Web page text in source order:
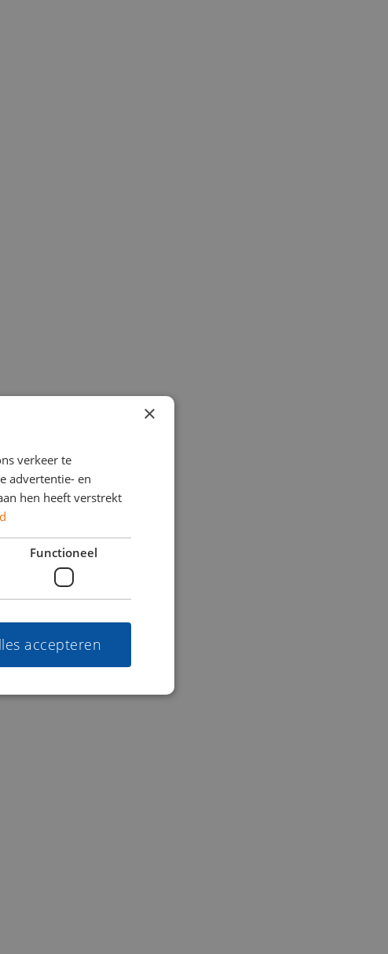
×
verkeer te
advertentie- en
hen heeft verstrekt
Functioneel
accepteren